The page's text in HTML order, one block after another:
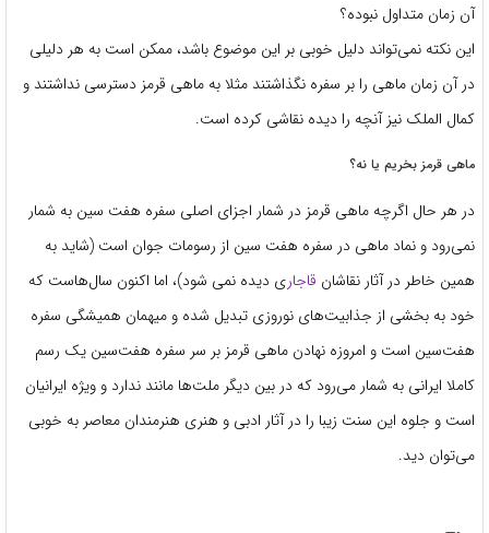
آن زمان متداول نبوده؟
این نکته نمی‌تواند دلیل خوبی بر این موضوع باشد، ممکن است به هر دلیلی
در آن زمان ماهی را بر سفره نگذاشتند مثلا به ماهی قرمز دسترسی نداشتند و
کمال الملک نیز آنچه را دیده نقاشی کرده است.
ماهی قرمز بخریم یا نه؟
در هر حال اگرچه ماهی قرمز در شمار اجزای اصلی سفره هفت سین به شمار
نمی‌رود و نماد ماهی در سفره هفت سین از رسومات جوان است (شاید به
همین خاطر در آثار نقاشان قاجاری دیده نمی شود)، اما اکنون سال‌هاست که
خود به بخشی از جذابیت‌های نوروزی تبدیل شده و میهمان همیشگی سفره
هفت‌سین است و امروزه نهادن ماهی قرمز بر سر سفره هفت‌سین یک رسم
کاملا ایرانی به شمار می‌رود که در بین دیگر ملت‌ها مانند ندارد و ویژه ایرانیان
است و جلوه این سنت زیبا را در آثار ادبی و هنری هنرمندان معاصر به خوبی
می‌توان دید.